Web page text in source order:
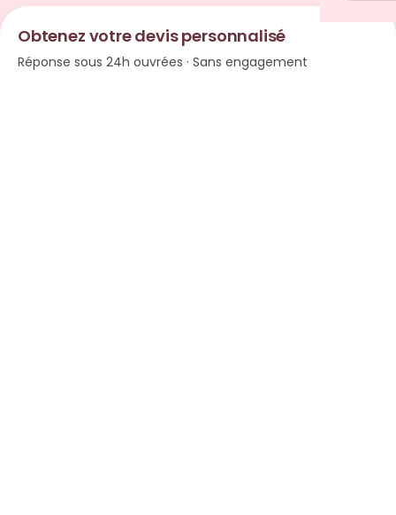
Obtenez votre devis personnalisé
Réponse sous 24h ouvrées · Sans engagement